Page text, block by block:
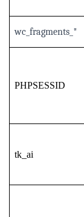
wc_fragments_*
PHPSESSID
tk_ai